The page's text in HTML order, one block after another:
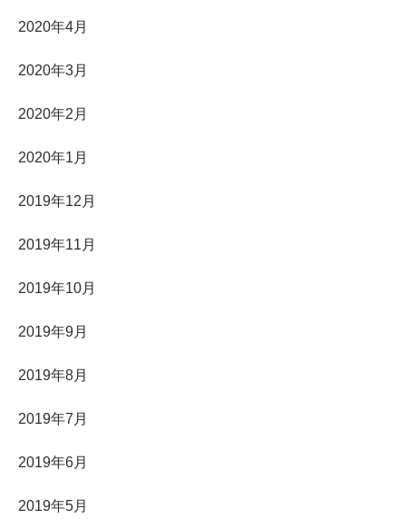
2020年4月
2020年3月
2020年2月
2020年1月
2019年12月
2019年11月
2019年10月
2019年9月
2019年8月
2019年7月
2019年6月
2019年5月